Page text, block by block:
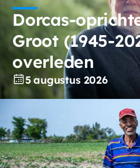
Dorcas-
Groot (1945-
overleden
5 augustus 2026